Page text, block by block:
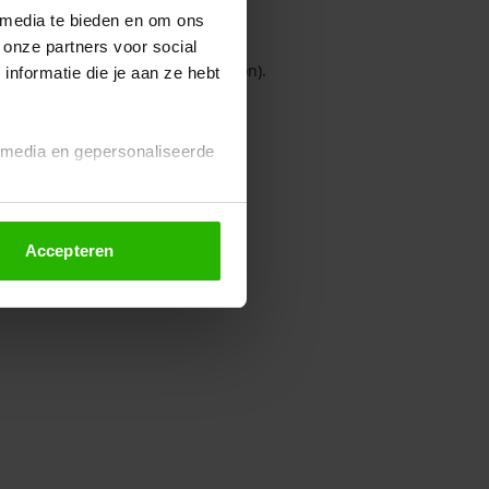
te bieden en om ons
partners voor social
die je aan ze hebt
en gepersonaliseerde
altijd wijzigen of
Accepteren
console for more information).